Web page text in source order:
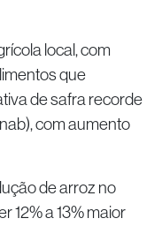
local, com
que
de safra recorde
com aumento
de arroz no
12% a 13% maior